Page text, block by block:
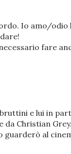
Io amo/odio
fare
e lui in
Christian
guarderò al